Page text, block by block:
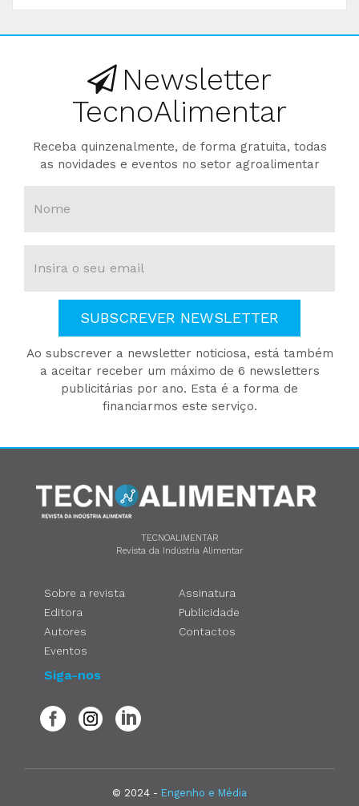
Newsletter
TecnoAlimentar
Receba quinzenalmente, de forma gratuita, todas
as novidades e eventos no setor agroalimentar
SUBSCREVER NEWSLETTER
Ao subscrever a newsletter noticiosa, está também
a aceitar receber um máximo de 6 newsletters
publicitárias por ano. Esta é a forma de
financiarmos este serviço.
TECNOALIMENTAR
Revista da Indústria Alimentar
Sobre a revista
Editora
Autores
Eventos
Assinatura
Publicidade
Contactos
Siga-nos
© 2024 - Engenho e Média